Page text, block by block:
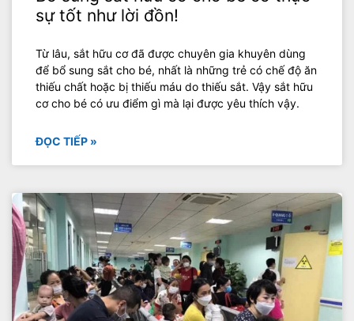
sự tốt như lời đồn!
Từ lâu, sắt hữu cơ đã được chuyên gia khuyên dùng
để bổ sung sắt cho bé, nhất là những trẻ có chế độ ăn
thiếu chất hoặc bị thiếu máu do thiếu sắt. Vậy sắt hữu
cơ cho bé có ưu điểm gì mà lại được yêu thích vậy.
ĐỌC TIẾP »